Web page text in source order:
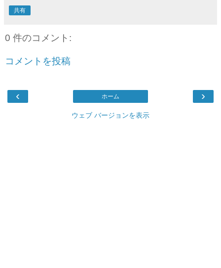
共有
0 件のコメント:
コメントを投稿
‹ ›
ホーム
ウェブ バージョンを表示